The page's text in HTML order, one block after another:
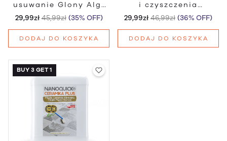
usuwanie Glony Algi
Porosty Plus
29,99zł 45,99zł (35% OFF)
DODAJ DO KOSZYKA
i czyszczenia
zabrudzonych fug
29,99zł 46,99zł (36% OFF)
DODAJ DO KOSZYKA
BUY 3 GET 1